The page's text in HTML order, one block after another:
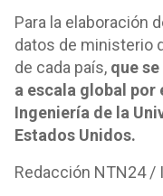
Para la elaboración
datos de ministerio
de cada país, que
a escala global por
Ingeniería de la
Estados Unidos.
Redacción NTN24 /